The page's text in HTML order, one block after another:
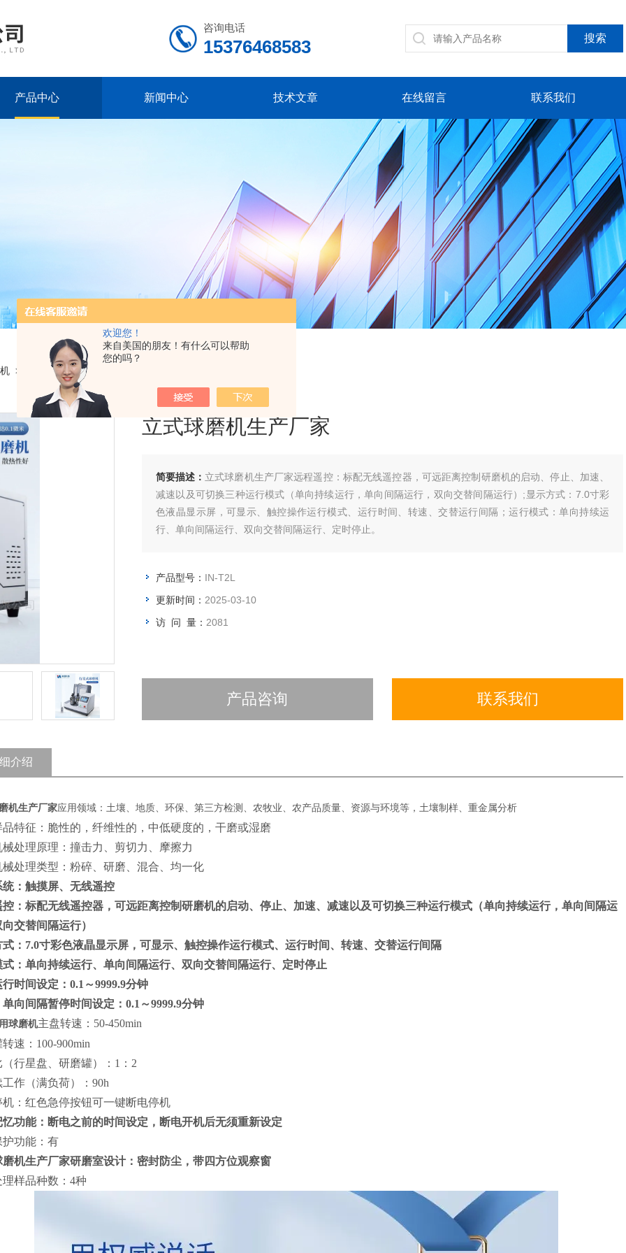
欢迎您！
来自美国的朋友！有什么可以帮助
您的吗？
咨询电话
15376468583
产品中心 新闻中心 技术文章 在线留言 联系我们
> IN-T2L立式球磨机生产厂家
立式球磨机生产厂家
简要描述： 立式球磨机生产厂家远程遥控：标配无线遥控器，可远距离控制研磨机的启动、停止、加速、
减速以及可切换三种运行模式（单向持续运行，单向间隔运行，双向交替间隔运行）;显示方式：7.0寸彩
色液晶显示屏，可显示、触控操作运行模式、运行时间、转速、交替运行间隔；运行模式：单向持续运
行、单向间隔运行、双向交替间隔运行、定时停止。
产品型号： IN-T2L
更新时间： 2025-03-10
访 问 量： 2081
产品咨询 联系我们
介绍
机生产厂家应用领域：土壤、地质、环保、第三方检测、农牧业、农产品质量、资源与环境等，土壤制样、重金属分析
品特征：脆性的，纤维性的，中低硬度的，干磨或湿磨
械处理原理：撞击力、剪切力、摩擦力
械处理类型：粉碎、研磨、混合、均一化
统：触摸屏、无线遥控
控：标配无线遥控器，可远距离控制研磨机的启动、停止、加速、减速以及可切换三种运行模式（单向持续运行，单向间隔运
交替间隔运行）
式：7.0寸彩色液晶显示屏，可显示、触控操作运行模式、运行时间、转速、交替运行间隔
： 单向持续运行、单向间隔运行、双向交替间隔运行、定时停止
时间设定：0.1～9999.9分钟
向间隔暂停时间设定：0.1～9999.9分钟
球磨机主盘转速：50-450min
速：100-900min
行星盘、研磨罐）：1：2
作（满负荷）：90h
机：红色急停按钮可一键断电停机
忆功能：断电之前的时间设定，断电开机后无须重新设定
护功能：有
磨机生产厂家研磨室设计：密封防尘，带四方位观察窗
样品种数：4种